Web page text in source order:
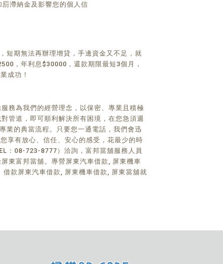
滯納金及影響您的個人信
短期無法再辦理增貸，手邊資金又不足，就
，年利息$30000，還款期限最短3個月，
成功！
務為我們的經營理念，以保密、專業且積極
管道，即可順利解決所有困境，在您急須週
業的典當流程。只要您一通電話，我們會迅
享有放心、信任、安心的感受，花最少的時
：08-723-8777）洽詢，富邦當舖服務人員
東富邦當舖。專營屏東汽車借款, 屏東機車
款屏東汽車借款, 屏東機車借款, 屏東當舖就